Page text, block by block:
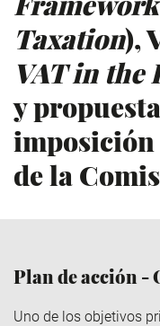
Taxation),
VAT in the
y
de la
Plan de acción -
Uno de los objetivos